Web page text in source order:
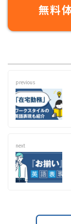
無料
previous
next